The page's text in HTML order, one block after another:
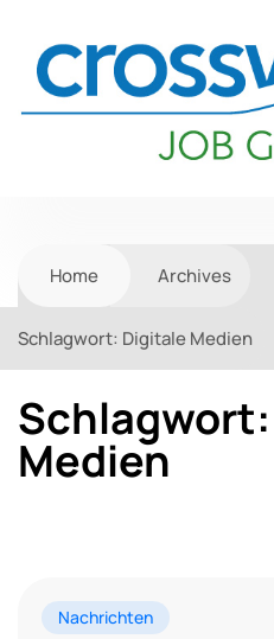
Home Archives
Schlagwort: Digitale Medien
Schlagwort:
Medien
Nachrichten